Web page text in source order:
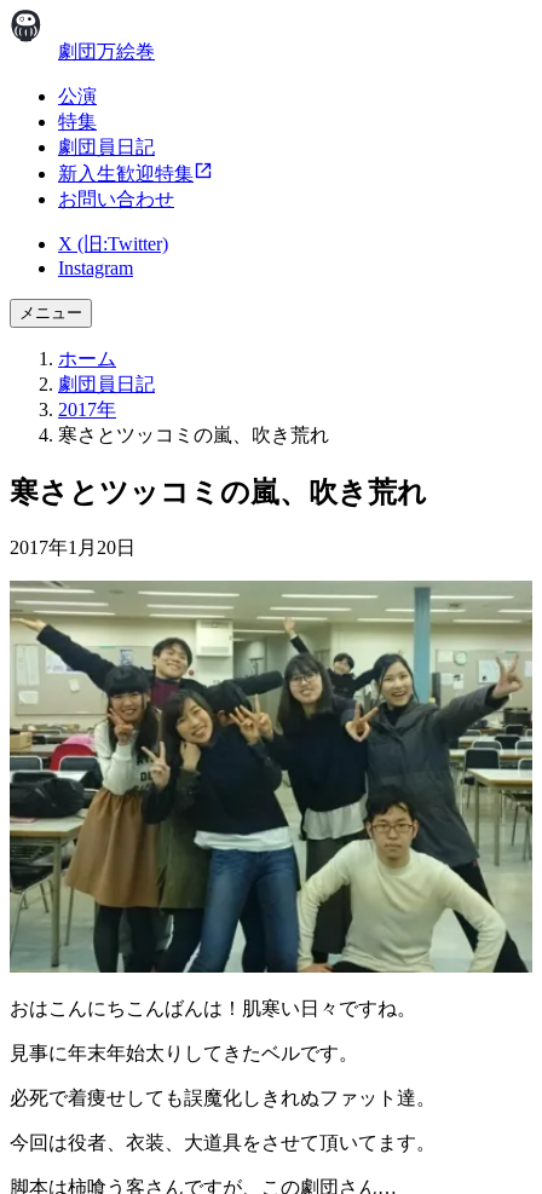
劇団万絵巻
公演
特集
劇団員日記
新入生歓迎特集
お問い合わせ
X (旧:Twitter)
Instagram
メニュー
ホーム
劇団員日記
2017年
寒さとツッコミの嵐、吹き荒れ
寒さとツッコミの嵐、吹き荒れ
2017年1月20日
おはこんにちこんばんは！肌寒い日々ですね。
見事に年末年始太りしてきたベルです。
必死で着痩せしても誤魔化しきれぬファット達。
今回は役者、衣装、大道具をさせて頂いてます。
脚本は柿喰う客さんですが、この劇団さん…